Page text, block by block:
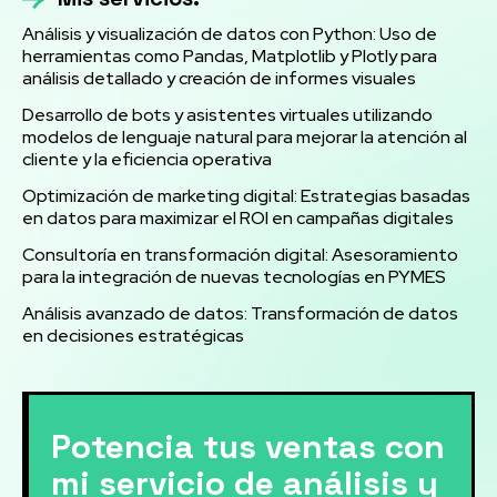
Análisis y visualización de datos con Python: Uso de
herramientas como Pandas, Matplotlib y Plotly para
análisis detallado y creación de informes visuales
Desarrollo de bots y asistentes virtuales utilizando
modelos de lenguaje natural para mejorar la atención al
cliente y la eficiencia operativa
Optimización de marketing digital: Estrategias basadas
en datos para maximizar el ROI en campañas digitales
Consultoría en transformación digital: Asesoramiento
para la integración de nuevas tecnologías en PYMES
Análisis avanzado de datos: Transformación de datos
en decisiones estratégicas
Potencia tus ventas con
mi servicio de análisis y